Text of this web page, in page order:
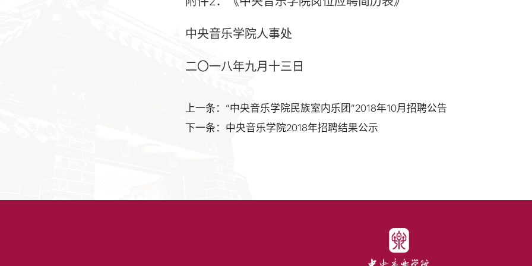
中央音乐学院人事处
二〇一八年九月十三日
上一条：“中央音乐学院民族室内乐团”2018年10月招聘公告
下一条：中央音乐学院2018年招聘结果公示